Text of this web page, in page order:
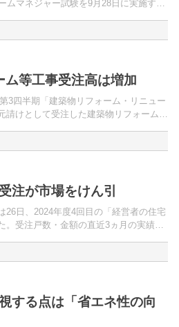
ムマネジャー試験を9月28日に実施する
ムを企画・提供する...
等工事受注高は増加
3四半期「建築物リフォーム・リニュー
請けとして受注した建築物リフォーム・
注が市場をけん引
26日、2024年度4回目の「経営者の住宅
。受注戸数・金額の直近3ヵ月の実績お
する点は「省エネ性の向